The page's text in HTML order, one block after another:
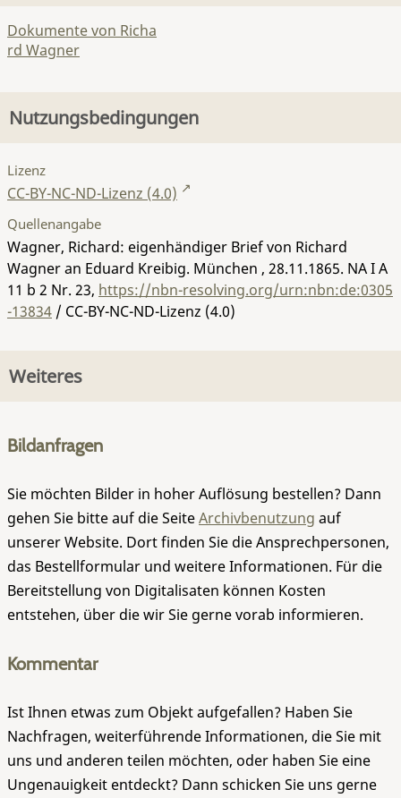
Dokumente von Richa
rd Wagner
Nutzungsbedingungen
Lizenz
CC-BY-NC-ND-Lizenz (4.0)
Quellenangabe
Wagner, Richard: eigenhändiger Brief von Richard
Wagner an Eduard Kreibig. München , 28.11.1865. NA I A
11 b 2 Nr. 23, https://nbn-resolving.org/urn:nbn:de:0305
-13834 / CC-BY-NC-ND-Lizenz (4.0)
Weiteres
Bildanfragen
Sie möchten Bilder in hoher Auflösung bestellen? Dann
gehen Sie bitte auf die SeiteArchivbenutzung auf
unserer Website. Dort finden Sie die Ansprechpersonen,
das Bestellformular und weitere Informationen. Für die
Bereitstellung von Digitalisaten können Kosten
entstehen, über die wir Sie gerne vorab informieren.
Kommentar
Ist Ihnen etwas zum Objekt aufgefallen? Haben Sie
Nachfragen, weiterführende Informationen, die Sie mit
uns und anderen teilen möchten, oder haben Sie eine
Ungenauigkeit entdeckt? Dann schicken Sie uns gerne